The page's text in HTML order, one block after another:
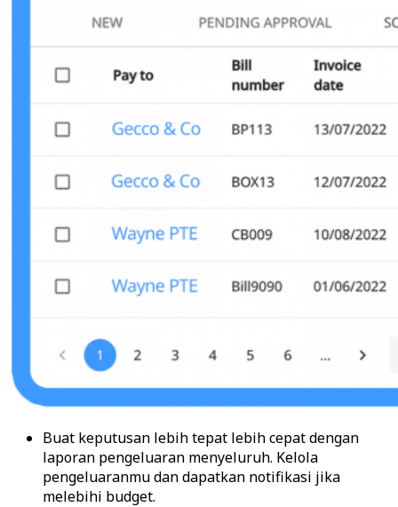
Buat keputusan lebih tepat lebih cepat dengan
laporan pengeluaran menyeluruh. Kelola
pengeluaranmu dan dapatkan notifikasi jika
melebihi budget.